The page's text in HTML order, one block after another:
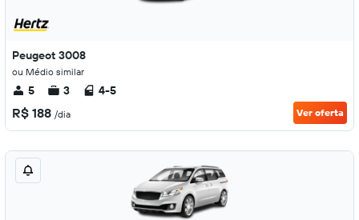
Peugeot 3008
ou Médio similar
5 3 4-5
R$ 188 /dia Ver oferta